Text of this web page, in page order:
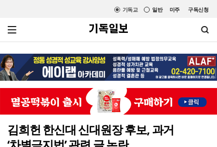
미주 구독신청
일반
기독교
김희헌 한신대 신대원장 후보, 과거